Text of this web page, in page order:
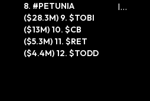
8. #PETUNIA
($28.3M) 9. $TOBI
($13M) 10. $CB
($5.3M) 11. $RET
($4.4M) 12. $TODD